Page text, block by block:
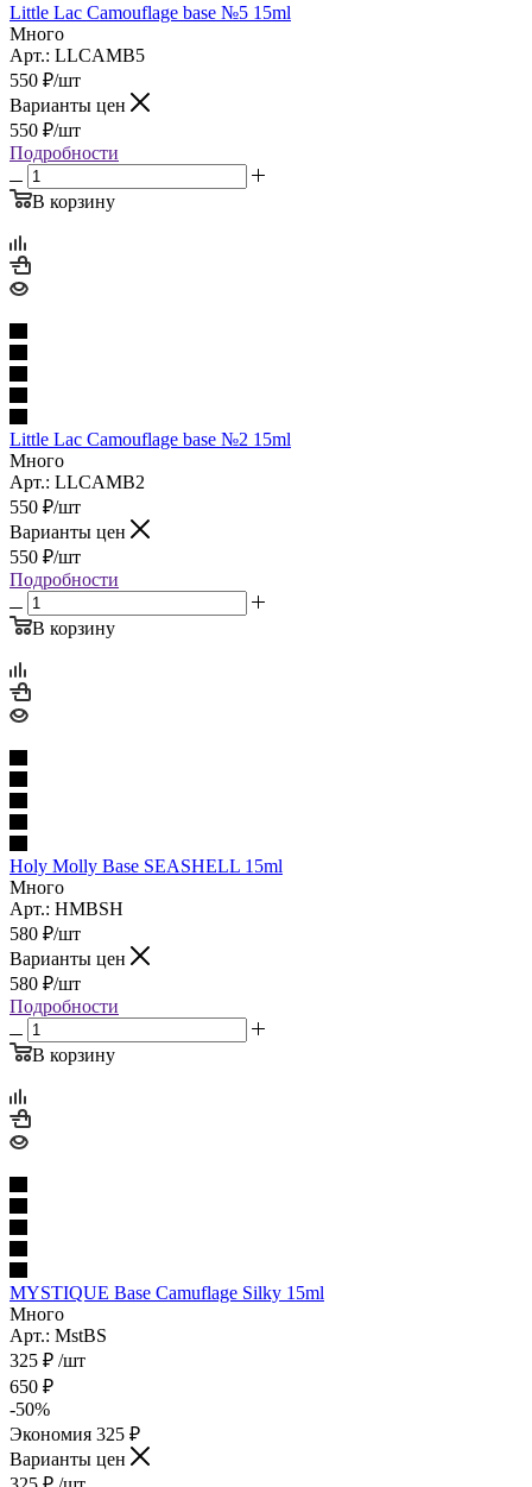
Little Lac Camouflage base №5 15ml
Много
Арт.: LLCAMB5
550 ₽/шт
Варианты цен
550 ₽/шт
Подробности
В корзину
Little Lac Camouflage base №2 15ml
Много
Арт.: LLCAMB2
550 ₽/шт
Варианты цен
550 ₽/шт
Подробности
В корзину
Holy Molly Base SEASHELL 15ml
Много
Арт.: HMBSH
580 ₽/шт
Варианты цен
580 ₽/шт
Подробности
В корзину
MYSTIQUE Base Camuflage Silky 15ml
Много
Арт.: MstBS
325 ₽ /шт
650 ₽
-50%
Экономия 325 ₽
Варианты цен